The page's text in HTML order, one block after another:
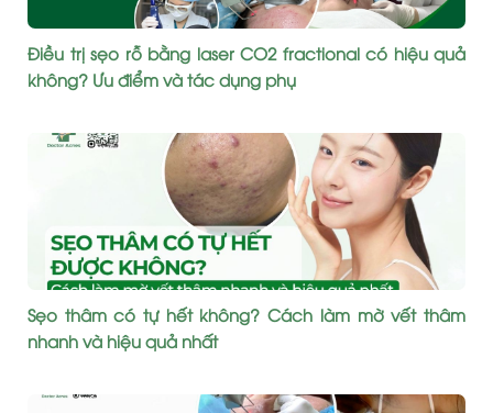
Điều trị sẹo rỗ bằng laser CO2 fractional có hiệu quả
không? Ưu điểm và tác dụng phụ
Sẹo thâm có tự hết không? Cách làm mờ vết thâm
nhanh và hiệu quả nhất